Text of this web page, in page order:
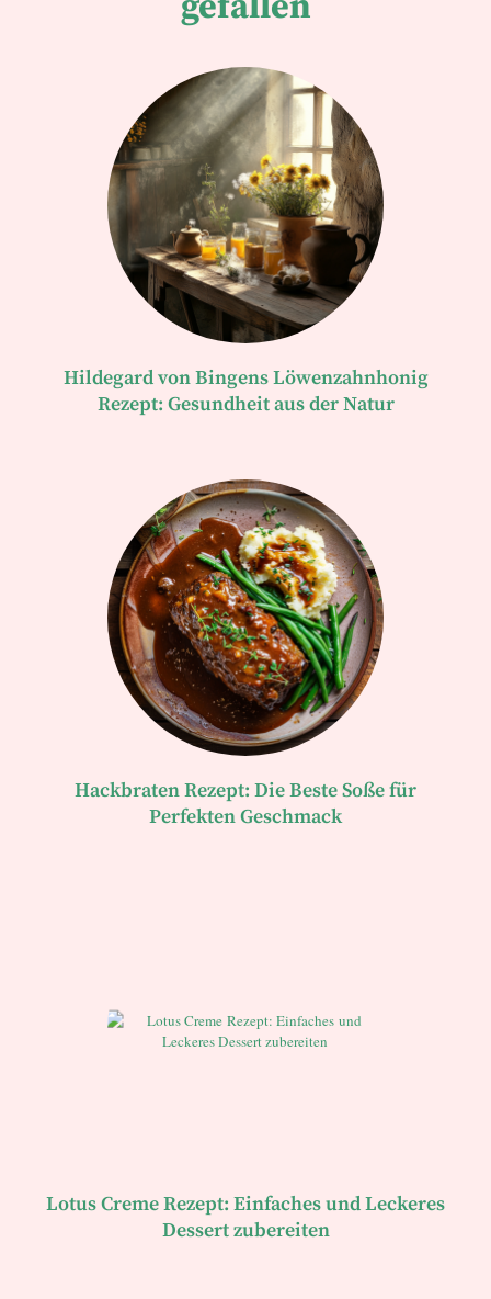
Hildegard von Bingens Löwenzahnhonig
Rezept: Gesundheit aus der Natur
Hackbraten Rezept: Die Beste Soße für
Perfekten Geschmack
Lotus Creme Rezept: Einfaches und Leckeres
Dessert zubereiten